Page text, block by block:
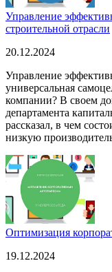
Управление
строительной отрасли
20.12.2024
Управление
универсальная
компании? В своем
департамента
рассказал, в чем
низкую
Оптимизация
19.12.2024